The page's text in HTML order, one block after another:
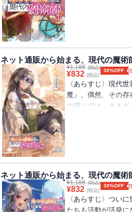
【ネット通販から始まる、現代の魔術師
楽しいはずの高校生活よグッバイ。現代
ね、毎度毎度すまないねぇ。
【目次】
第一章 新学期はトラブルの香り
第二章 新入部員と、暗躍する政治家た
第三章 来訪者と異世界転移する阿呆
第四章 国会議事堂防衛戦
書籍版特典ＳＳ
退魔機関の事務職の憂鬱
カナン魔導商会の税金対策
『現代が舞台の伝記
娯楽ファンタジー』
開はありません。順
5巻ぐらいで第一部
たいものです。それ
ばれる者、選ばれ
はいいけれど） 益
の友は慧可断臂（
ネット通販から始まる、現代の魔
¥1,188 (税込)
¥832 (税込)
30%OFF
〈あらすじ〉現代
魔』。偶然、その
の周りでは、さま
地祐太郎が妖魔の
れることになりまし
く妖魔。おかげで主
せん。せっかく手に
校生活はいったい
ネット通販から始まる、現代の魔
¥1,188 (税込)
¥832 (税込)
30%OFF
〈あらすじ〉つい
たちも活動が活発